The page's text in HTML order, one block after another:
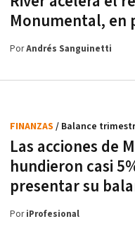
Monumental, en
PorAndrés Sanguinetti
Las acciones de
hundieron casi
presentar su
FINANZAS / Balance
PoriProfesional